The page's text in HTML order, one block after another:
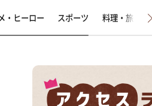
・ヒーロー スポーツ 料理・旅